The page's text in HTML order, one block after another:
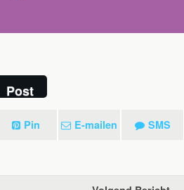
Post
Pin E-mailen SMS